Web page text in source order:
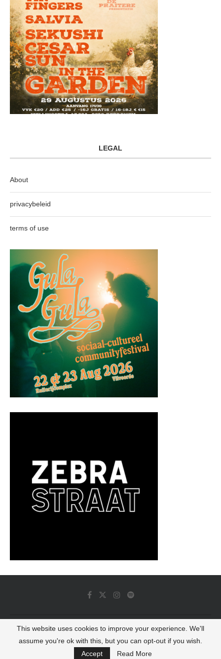
LEGAL
About
privacybeleid
terms of use
© 2022 - Luminous Dash All Rights Reserved
BACK TO TOP
This website uses cookies to improve your experience. We'll
assume you're ok with this, but you can opt-out if you wish.
Accept
Read More